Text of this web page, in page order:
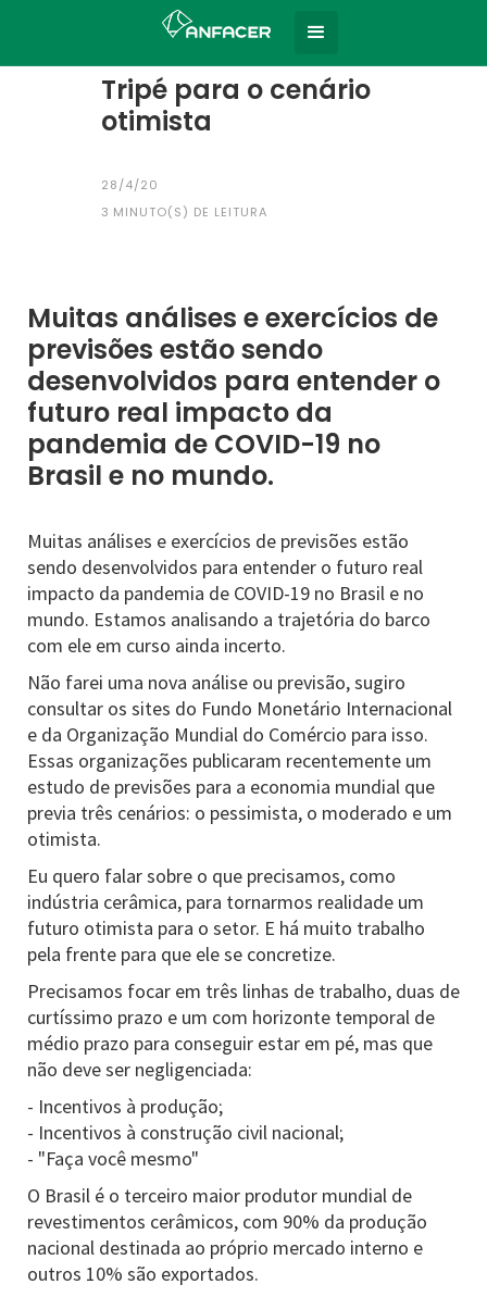
Todas as notícias
Tripé para o cenário
otimista
28/4/20
3 MINUTO(S) DE LEITURA
Muitas análises e exercícios de
previsões estão sendo
desenvolvidos para entender o
futuro real impacto da
pandemia de COVID-19 no
Brasil e no mundo.
Muitas análises e exercícios de previsões estão
sendo desenvolvidos para entender o futuro real
impacto da pandemia de COVID-19 no Brasil e no
mundo. Estamos analisando a trajetória do barco
com ele em curso ainda incerto.
Não farei uma nova análise ou previsão, sugiro
consultar os sites do Fundo Monetário Internacional
e da Organização Mundial do Comércio para isso.
Essas organizações publicaram recentemente um
estudo de previsões para a economia mundial que
previa três cenários: o pessimista, o moderado e um
otimista.
Eu quero falar sobre o que precisamos, como
indústria cerâmica, para tornarmos realidade um
futuro otimista para o setor. E há muito trabalho
pela frente para que ele se concretize.
Precisamos focar em três linhas de trabalho, duas de
curtíssimo prazo e um com horizonte temporal de
médio prazo para conseguir estar em pé, mas que
não deve ser negligenciada:
- Incentivos à produção;
- Incentivos à construção civil nacional;
- "Faça você mesmo"
O Brasil é o terceiro maior produtor mundial de
revestimentos cerâmicos, com 90% da produção
nacional destinada ao próprio mercado interno e
outros 10% são exportados.